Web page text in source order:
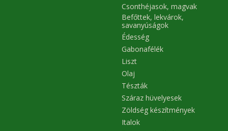
Csonthéjasok, magvak
Befőttek, lekvárok,
savanyúságok
Édesség
Gabonafélék
Liszt
Olaj
Tészták
Száraz hüvelyesek
Zöldség készítmények
Italok